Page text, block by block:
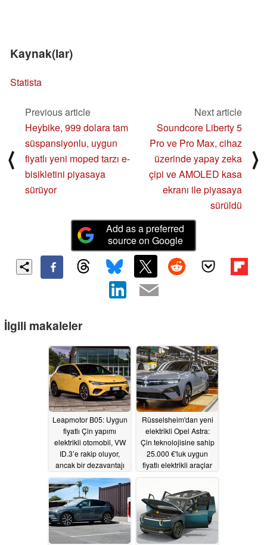
Kaynak(lar)
Statista
⟨
Previous article
Heybike, 999 dolara tam
süspansiyonlu, uygun
fiyatlı yeni moped tarzı e-
bisikletini piyasaya
sürüyor
Next article
Soundcore Liberty 5
Pro ve Pro Max, cihaz
üzerinde yapay zeka
çipi ve AMOLED kasa
ekranı ile piyasaya
sürüldü
⟩
Add as a preferred
source on Google
İlgili makaleler
Leapmotor B05: Uygun
fiyatlı Çin yapımı
elektrikli otomobil, VW
ID.3’e rakip oluyor,
ancak bir dezavantajı
var06/17/2026
Rüsselsheim'dan yeni
elektrikli Opel Astra:
Çin teknolojisine sahip
25.000 €'luk uygun
fiyatlı elektrikli araçlar